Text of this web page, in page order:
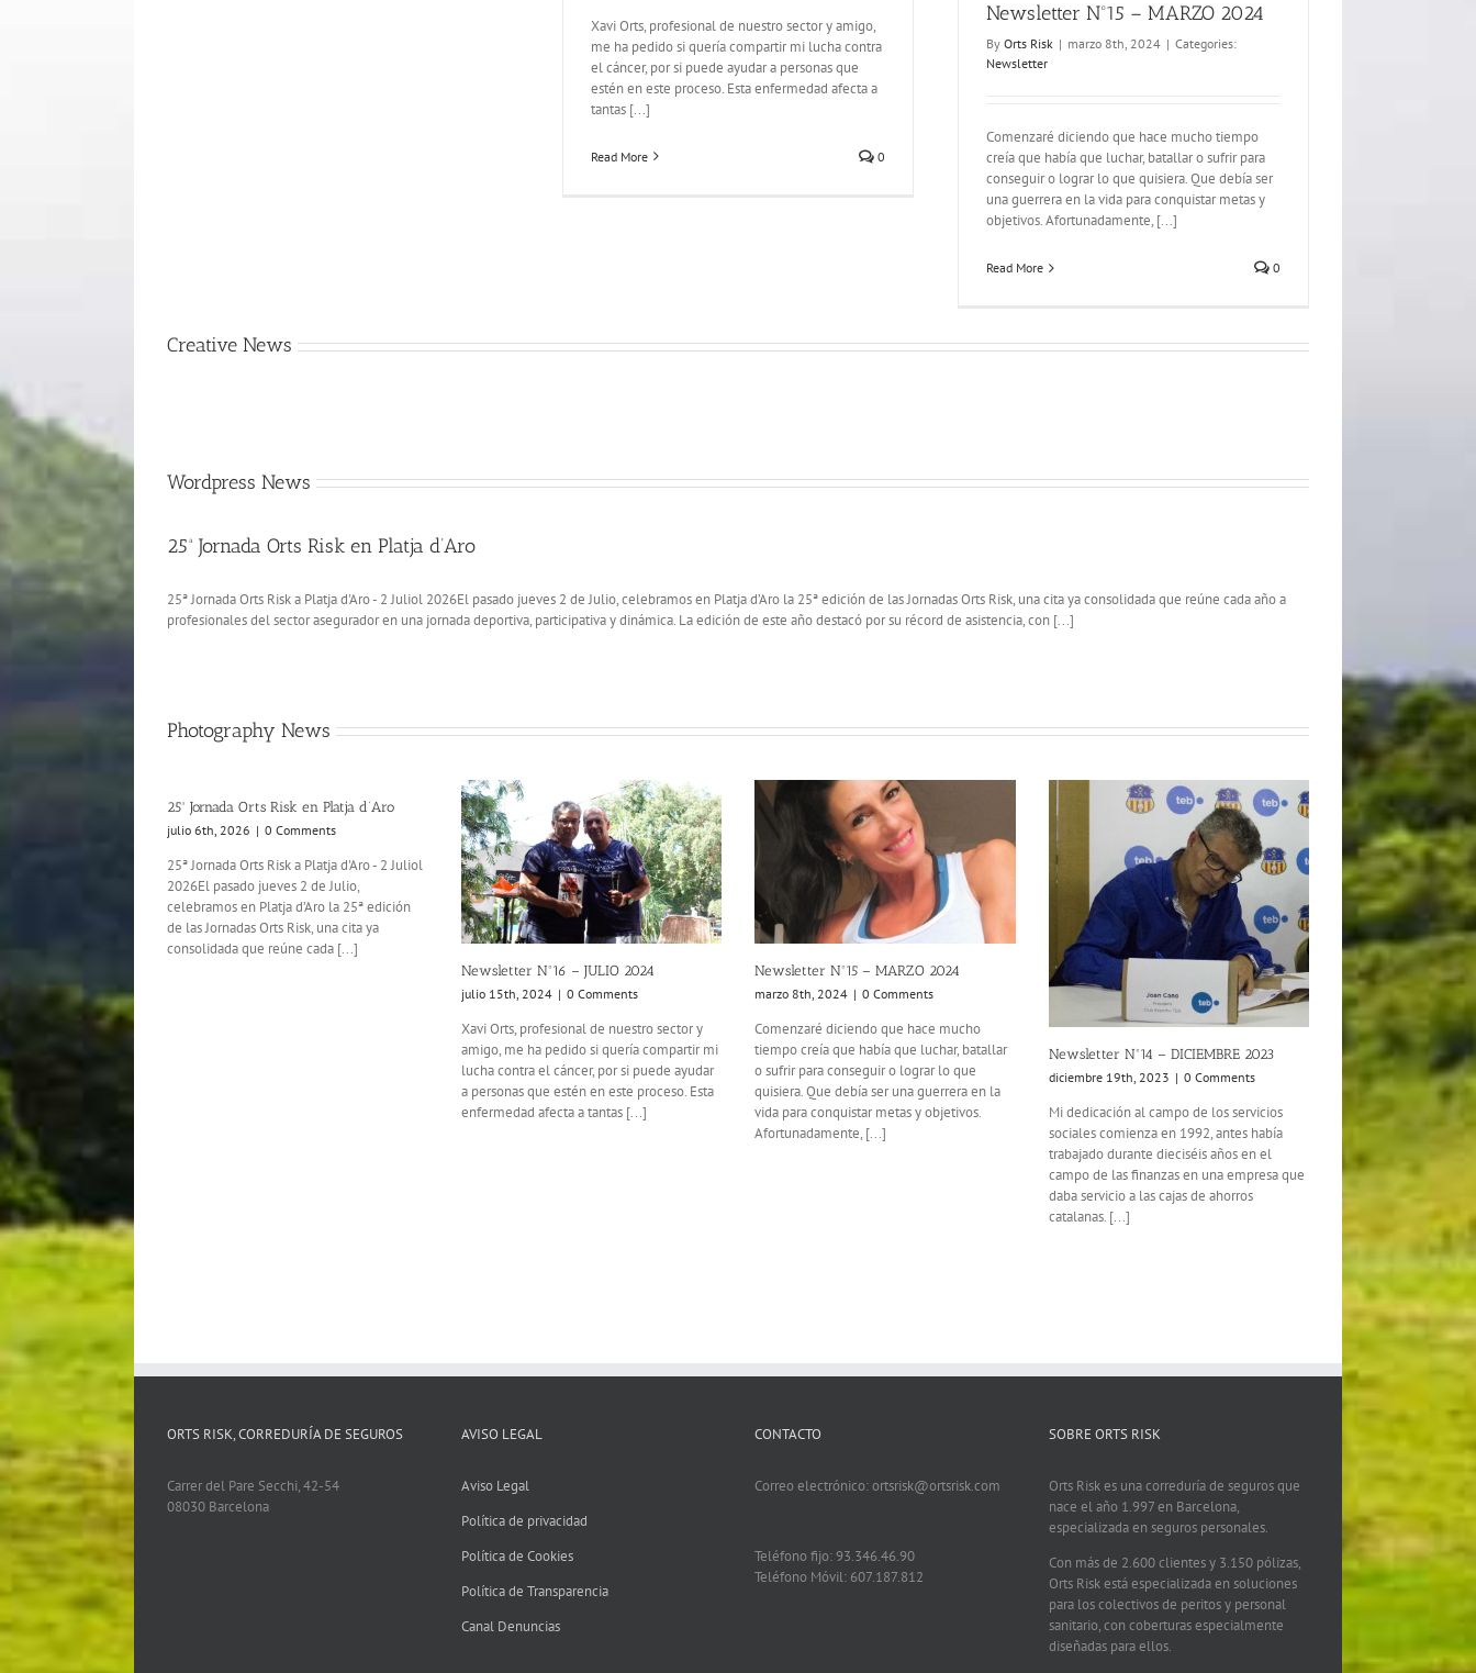
Xavi Orts, profesional de nuestro sector y amigo,
me ha pedido si quería compartir mi lucha contra
el cáncer, por si puede ayudar a personas que
estén en este proceso. Esta enfermedad afecta a
tantas [...]
Read More 0
Newsletter Nº15 – MARZO 2024
By Orts Risk | marzo 8th, 2024 | Categories:
Newsletter
Comenzaré diciendo que hace mucho tiempo
creía que había que luchar, batallar o sufrir para
conseguir o lograr lo que quisiera. Que debía ser
una guerrera en la vida para conquistar metas y
objetivos. Afortunadamente, [...]
Read More 0
Creative News
Wordpress News
25ª Jornada Orts Risk en Platja d’Aro
25ª Jornada Orts Risk a Platja d'Aro - 2 Juliol 2026El pasado jueves 2 de Julio, celebramos en Platja d’Aro la 25ª edición de las Jornadas Orts Risk, una cita ya consolidada que reúne cada año a
profesionales del sector asegurador en una jornada deportiva, participativa y dinámica. La edición de este año destacó por su récord de asistencia, con [...]
Photography News
25ª Jornada Orts Risk en Platja d’Aro
julio 6th, 2026 | 0 Comments
25ª Jornada Orts Risk a Platja d'Aro - 2 Juliol
2026El pasado jueves 2 de Julio,
celebramos en Platja d’Aro la 25ª edición
de las Jornadas Orts Risk, una cita ya
consolidada que reúne cada [...]
Newsletter Nº16 – JULIO 2024
julio 15th, 2024 | 0 Comments
Xavi Orts, profesional de nuestro sector y
amigo, me ha pedido si quería compartir mi
lucha contra el cáncer, por si puede ayudar
a personas que estén en este proceso. Esta
enfermedad afecta a tantas [...]
Newsletter Nº15 – MARZO 2024
marzo 8th, 2024 | 0 Comments
Comenzaré diciendo que hace mucho
tiempo creía que había que luchar, batallar
o sufrir para conseguir o lograr lo que
quisiera. Que debía ser una guerrera en la
vida para conquistar metas y objetivos.
Afortunadamente, [...]
Newsletter Nº14 – DICIEMBRE 2023
diciembre 19th, 2023 | 0 Comments
Mi dedicación al campo de los servicios
sociales comienza en 1992, antes había
trabajado durante dieciséis años en el
campo de las finanzas en una empresa que
daba servicio a las cajas de ahorros
catalanas. [...]
ORTS RISK, CORREDURÍA DE SEGUROS
Carrer del Pare Secchi, 42-54
08030 Barcelona
AVISO LEGAL
Aviso Legal
Política de privacidad
Política de Cookies
Política de Transparencia
Canal Denuncias
CONTACTO
Correo electrónico: ortsrisk@ortsrisk.com
Teléfono fijo: 93.346.46.90
Teléfono Móvil: 607.187.812
SOBRE ORTS RISK
Orts Risk es una correduría de seguros que
nace el año 1.997 en Barcelona,
especializada en seguros personales.
Con más de 2.600 clientes y 3.150 pólizas,
Orts Risk está especializada en soluciones
para los colectivos de peritos y personal
sanitario, con coberturas especialmente
diseñadas para ellos.